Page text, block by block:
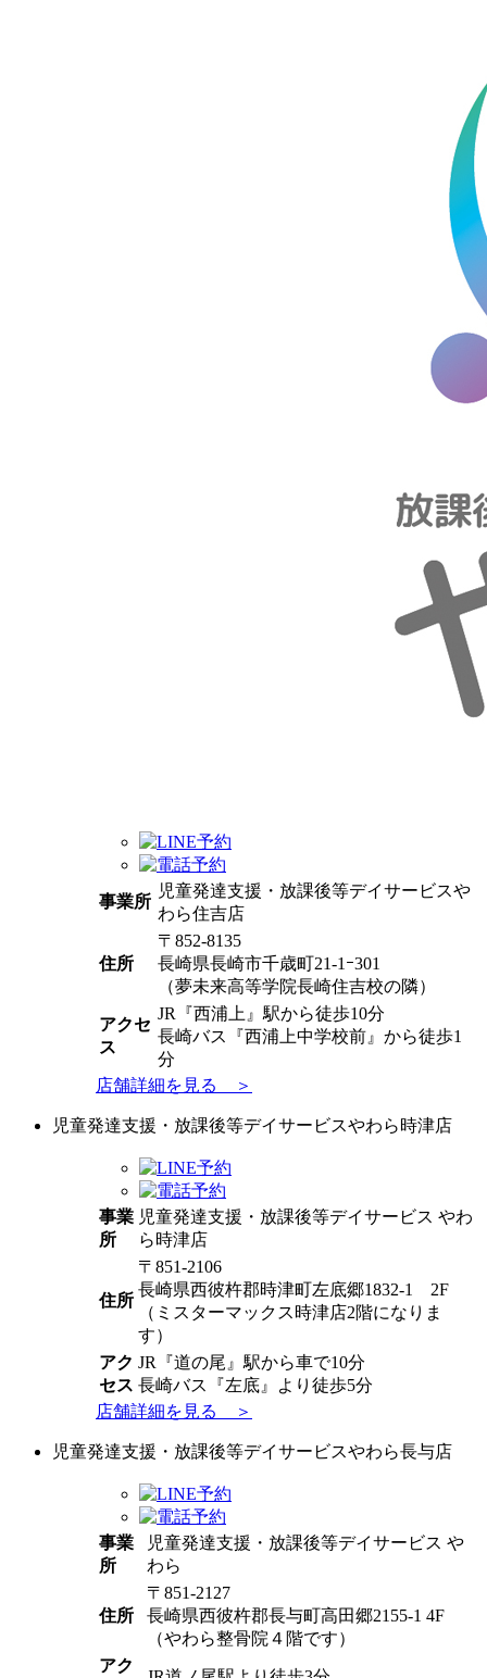
事業所
児童発達支援・放課後等デイサービスや
わら住吉店
住所
〒852-8135
長崎県長崎市千歳町21-1ｰ301
（夢未来高等学院長崎住吉校の隣）
アクセ
ス
JR『西浦上』駅から徒歩10分
長崎バス『西浦上中学校前』から徒歩1
分
店舗詳細を見る ＞
児童発達支援・放課後等デイサービスやわら時津店
事業
所
児童発達支援・放課後等デイサービス やわ
ら時津店
住所
〒851-2106
長崎県西彼杵郡時津町左底郷1832-1 2F
（ミスターマックス時津店2階になりま
す）
アク
セス
JR『道の尾』駅から車で10分
長崎バス『左底』より徒歩5分
店舗詳細を見る ＞
児童発達支援・放課後等デイサービスやわら長与店
事業
所
児童発達支援・放課後等デイサービス や
わら
住所
〒851-2127
長崎県西彼杵郡長与町高田郷2155-1 4F
（やわら整骨院４階です）
アク